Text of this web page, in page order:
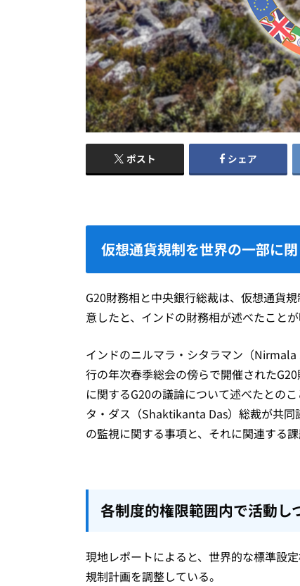
ポスト シェア
仮想通貨規制を世界の一部に
G20財務相と中央銀行総裁は、仮想通貨
意したと、インドの財務相が述べたことが
インドのニルマラ・シタラマン（Nirmala
行の年次春季総会の傍らで開催された
に関するG20の議論について述べたとの
タ・ダス（Shaktikanta Das）総裁が共
の監視に関する事項と、それに関連する
各制度的権限範囲内で活動し
現地レポートによると、世界的な標準設
規制計画を調整している。